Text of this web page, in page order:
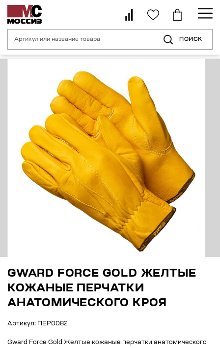
ПОИСК
Главная страница Средства индивидуальной защиты рук
GWARD FORCE GOLD ЖЕЛТЫЕ
КОЖАНЫЕ ПЕРЧАТКИ
АНАТОМИЧЕСКОГО КРОЯ
Артикул: ПЕР0082
Gward Force Gold Желтые кожаные перчатки анатомического